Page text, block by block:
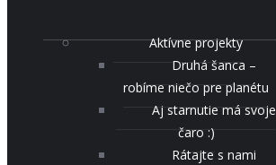
Aktívne projekty
Druhá šanca –
robíme niečo pre planétu
Aj starnutie má svoje
čaro :)
Rátajte s nami